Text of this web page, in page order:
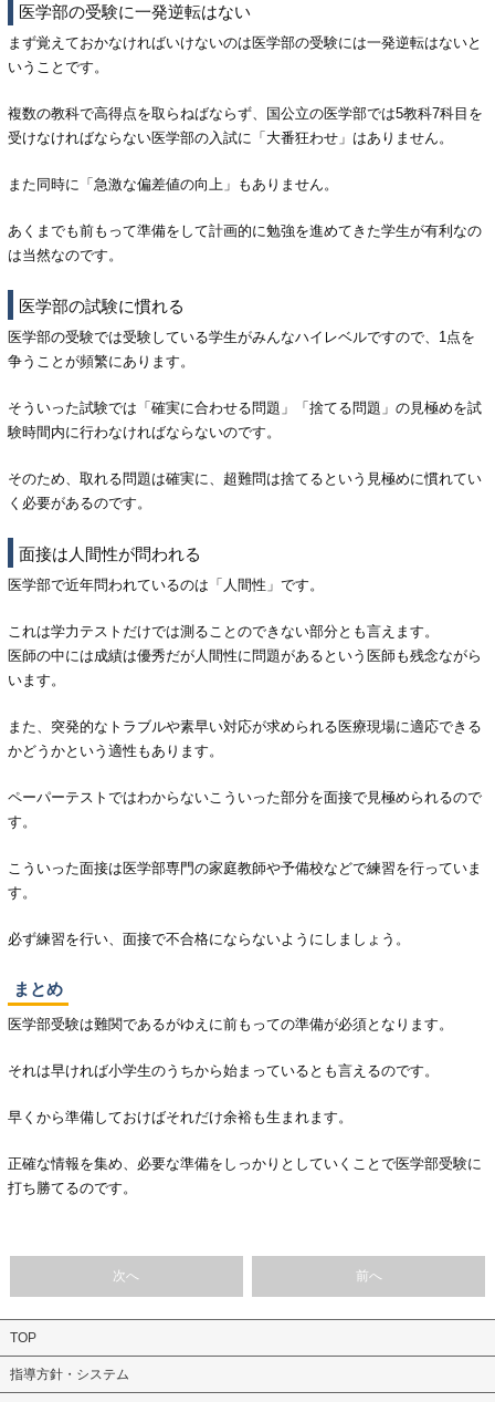
医学部の受験に一発逆転はない
まず覚えておかなければいけないのは医学部の受験には一発逆転はないと
いうことです。
複数の教科で高得点を取らねばならず、国公立の医学部では5教科7科目を
受けなければならない医学部の入試に「大番狂わせ」はありません。
また同時に「急激な偏差値の向上」もありません。
あくまでも前もって準備をして計画的に勉強を進めてきた学生が有利なの
は当然なのです。
医学部の試験に慣れる
医学部の受験では受験している学生がみんなハイレベルですので、1点を
争うことが頻繁にあります。
そういった試験では「確実に合わせる問題」「捨てる問題」の見極めを試
験時間内に行わなければならないのです。
そのため、取れる問題は確実に、超難問は捨てるという見極めに慣れてい
く必要があるのです。
面接は人間性が問われる
医学部で近年問われているのは「人間性」です。
これは学力テストだけでは測ることのできない部分とも言えます。
医師の中には成績は優秀だが人間性に問題があるという医師も残念ながら
います。
また、突発的なトラブルや素早い対応が求められる医療現場に適応できる
かどうかという適性もあります。
ペーパーテストではわからないこういった部分を面接で見極められるので
す。
こういった面接は医学部専門の家庭教師や予備校などで練習を行っていま
す。
必ず練習を行い、面接で不合格にならないようにしましょう。
まとめ
医学部受験は難関であるがゆえに前もっての準備が必須となります。
それは早ければ小学生のうちから始まっているとも言えるのです。
早くから準備しておけばそれだけ余裕も生まれます。
正確な情報を集め、必要な準備をしっかりとしていくことで医学部受験に
打ち勝てるのです。
次へ 前へ
TOP
指導方針・システム